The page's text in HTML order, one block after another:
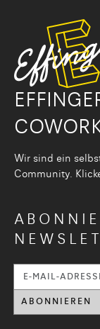
Wir sind ein
Community.